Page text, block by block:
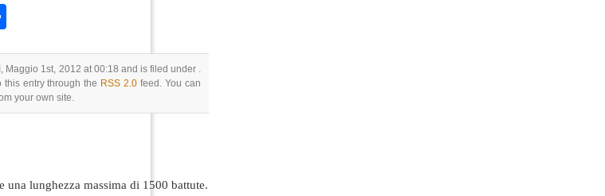
Maggio 1st, 2012 at 00:18 and is filed under .
entry through the RSS 2.0 feed. You can
your own site.
una lunghezza massima di 1500 battute.